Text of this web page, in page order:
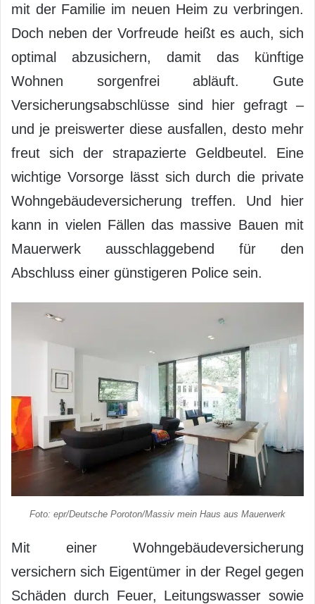
mit der Familie im neuen Heim zu verbringen.
Doch neben der Vorfreude heißt es auch, sich
optimal abzusichern, damit das künftige
Wohnen sorgenfrei abläuft. Gute
Versicherungsabschlüsse sind hier gefragt –
und je preiswerter diese ausfallen, desto mehr
freut sich der strapazierte Geldbeutel. Eine
wichtige Vorsorge lässt sich durch die private
Wohngebäudeversicherung treffen. Und hier
kann in vielen Fällen das massive Bauen mit
Mauerwerk ausschlaggebend für den
Abschluss einer günstigeren Police sein.
Foto: epr/Deutsche Poroton/Massiv mein Haus aus Mauerwerk
Mit einer Wohngebäudeversicherung
versichern sich Eigentümer in der Regel gegen
Schäden durch Feuer, Leitungswasser sowie